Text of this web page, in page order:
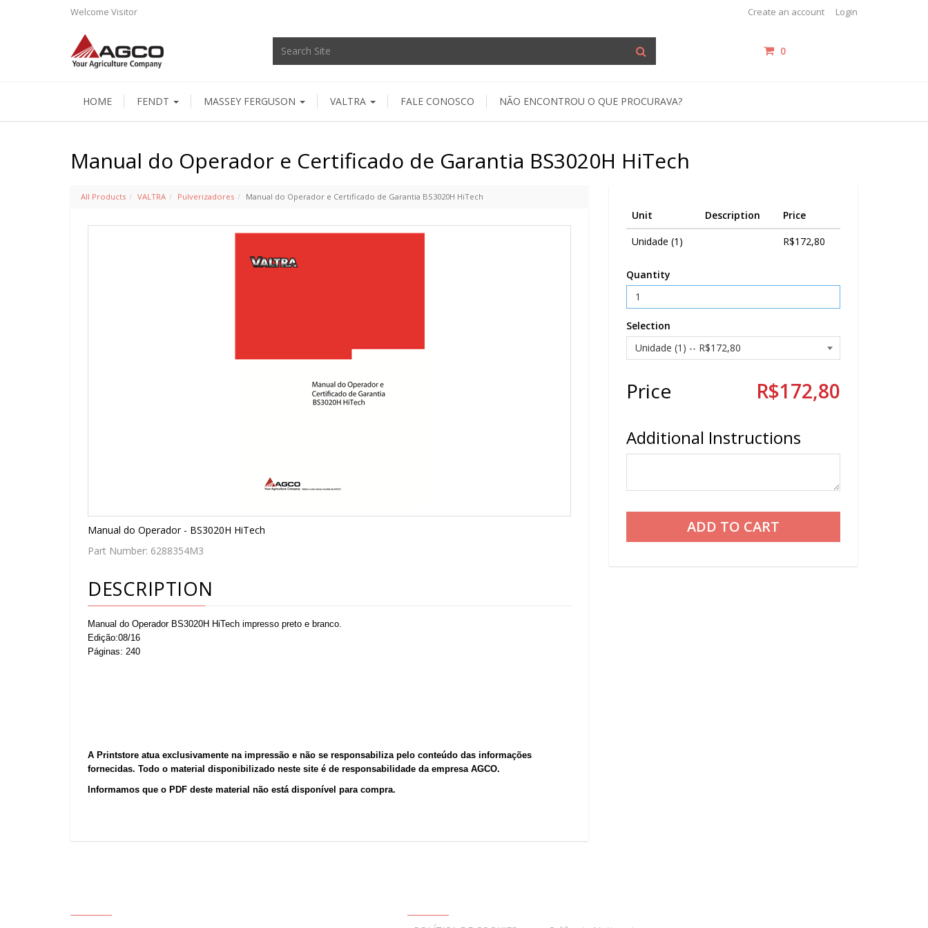
Welcome Visitor Create an account Login
0
HOME FENDT MASSEY FERGUSON VALTRA FALE CONOSCO NÃO ENCONTROU O QUE PROCURAVA?
Manual do Operador e Certificado de Garantia BS3020H HiTech
Unit Description
Price
Unidade (1)
R$172,80
Quantity
Selection
Price R$172,80
Additional Instructions
All Products VALTRA Pulverizadores Manual do Operador e Certificado de Garantia BS3020H HiTech
Manual do Operador - BS3020H HiTech
Part Number: 6288354M3
DESCRIPTION
Manual do Operador BS3020H HiTech impresso preto e branco.
Edição:08/16
Páginas: 240
A Printstore atua exclusivamente na impressão e não se responsabiliza pelo conteúdo das informações
fornecidas. Todo o material disponibilizado neste site é de responsabilidade da empresa AGCO.
Informamos que o PDF deste material não está disponível para compra.